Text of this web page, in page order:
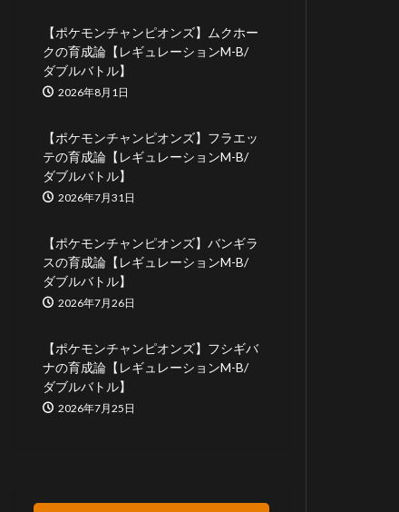
【ポケモンチャンピオンズ】ムクホー
クの育成論【レギュレーションM-B/
ダブルバトル】
2026年8月1日
【ポケモンチャンピオンズ】フラエッ
テの育成論【レギュレーションM-B/
ダブルバトル】
2026年7月31日
【ポケモンチャンピオンズ】バンギラ
スの育成論【レギュレーションM-B/
ダブルバトル】
2026年7月26日
【ポケモンチャンピオンズ】フシギバ
ナの育成論【レギュレーションM-B/
ダブルバトル】
2026年7月25日